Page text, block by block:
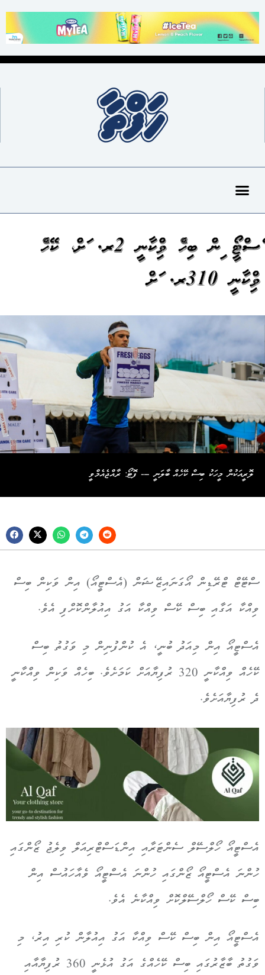
އެސްޓީއޯ އިން ބިހެއް ވިއްކާނީ 2ރ. އަށް، ކޭހެއް
ވިއްކާނީ 310ރ. އަށް
ލޮރީއަކުން މީހަކު ބިސް ކޭހެއް ބާލަނީ --- ފޮޓޯ: ރާއްޖެއެމްވީ
ސްޓޭޓް ޓްރޭޑިން އޯގަނައިޒޭޝަން (އެސްޓީއޯ) އިން ވަކިން ބިސް
ވިއްކާ އަގާއި ބިސް ކޭސް ވިއްކާ އަގު އިއުލާންކޮށްފި އެވެ.
އެސްޓީއޯ އިން މިއަދު ބުނީ، އެ ކުންފުނިން މި ވަގުތު ބިސް
ކޭހެއް ވިއްކާނީ 320 ރުފިޔާއަށް ކަމަށެވެ. ބިހެއް ވަކިން ވިއްކާނީ
ދެ ރުފިޔާއަށެވެ.
އެސްޓީއޯ ހޯލްސޭލް ސެންޓަރާއި އިންޑަސްޓްރިއަލް ވިލެޖު ޒޯންގައި
ހުންނަ އެސްޓީއޯ ޒޯންގައި ހުންނަ އެސްޓީއޯ ވެއާހައުސް އިން
ބިސް ކޭސް ހޯލްސޭލްކޮށް ވިއްކާނެ އެވެ.
އެސްޓީއޯ އިން ބިސް ކޭސް ވިއްކާ އަގު އިއުލާން ކުރި އިރު، މި
ވަގުތު ބާޒާރުގައި ބިސް ކޭހެއްގެ އަގު އުޅެނީ 360 ރުފިޔާއާއި